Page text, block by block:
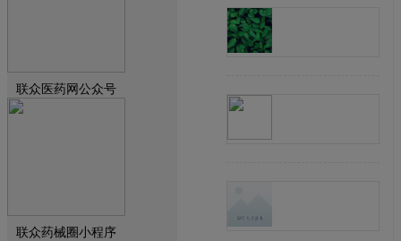
联众医药网公众号
联众药械圈小程序